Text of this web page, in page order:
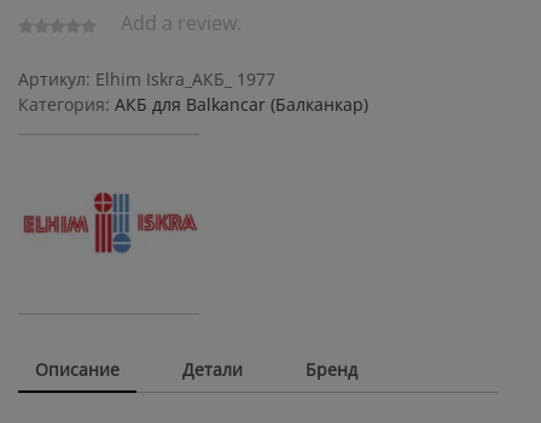
Add a review.
Артикул: Elhim Iskra_АКБ_ 1977
Категория: АКБ для Balkanсar (Балканкар)
Описание Детали Бренд